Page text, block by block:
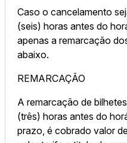
Caso o cancelamento
(seis) horas antes do
apenas a remarcação
abaixo.
REMARCAÇÃO
A remarcação de
(três) horas antes do
prazo, é cobrado valor